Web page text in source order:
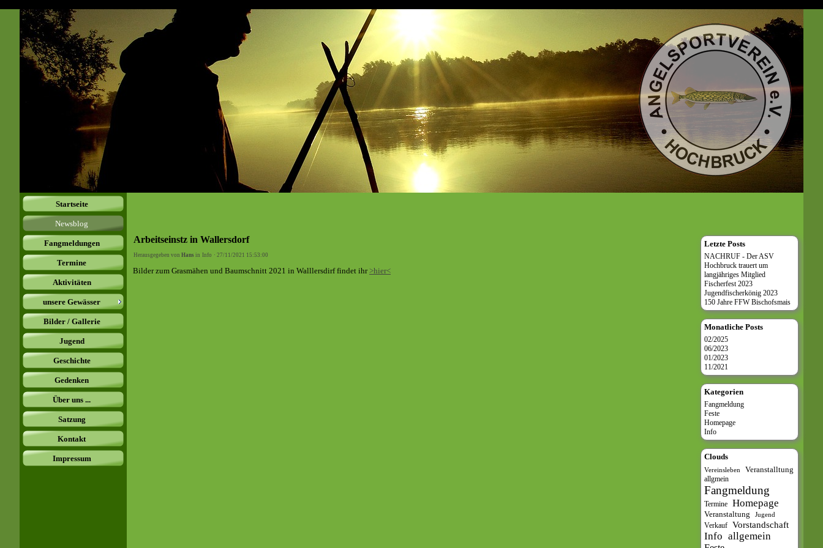
Startseite
Newsblog
Fangmeldungen
Termine
Aktivitäten
unsere Gewässer
Bilder / Gallerie
Jugend
Geschichte
Gedenken
Über uns ...
Satzung
Kontakt
Impressum
Arbeitseinstz in Wallersdorf
Herausgegeben von Hans in Info · 27/11/2021 15:53:00
Bilder zum Grasmähen und Baumschnitt 2021 in Walllersdirf findet ihr>hier<
Letzte Posts
NACHRUF - Der ASV
Hochbruck trauert um
langjähriges Mitglied
Fischerfest 2023
Jugendfischerkönig 2023
150 Jahre FFW Bischofsmais
Monatliche Posts
02/2025
06/2023
01/2023
11/2021
Kategorien
Fangmeldung
Feste
Homepage
Info
Clouds
Vereinsleben Veranstalltung
allgmein
Fangmeldung
Termine Homepage
Veranstaltung Jugend
Verkauf Vorstandschaft
Info allgemein